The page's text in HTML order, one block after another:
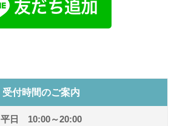
受付時間のご案内
平日 10:00～20:00